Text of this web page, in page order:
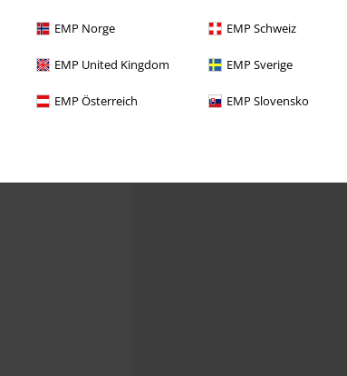
EMP Norge EMP Schweiz
EMP United Kingdom EMP Sverige
EMP Österreich EMP Slovensko